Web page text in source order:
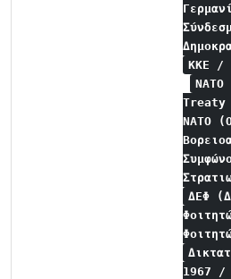
ΚΚΕ /
NATO
ΔΕΦ
1967 /